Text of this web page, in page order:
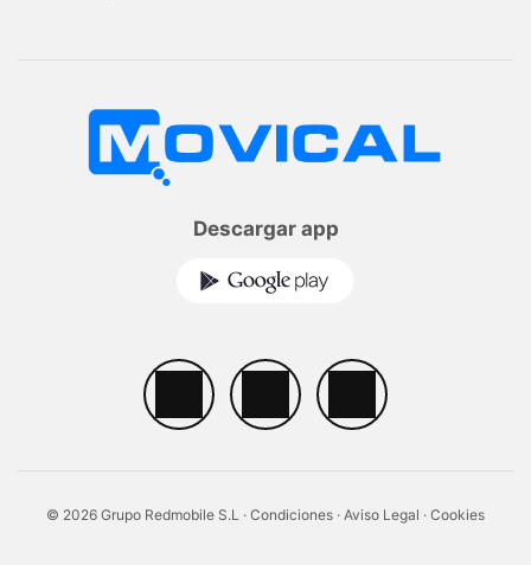
Descargar app
© 2026 Grupo Redmobile S.L · Condiciones · Aviso Legal · Cookies